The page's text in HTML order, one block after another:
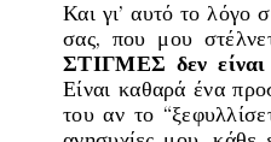
Και γι’ αυτό το λόγο
σας, που μου
ΣΤΙΓΜΕΣ δεν
Είναι καθαρά ένα
του αν το